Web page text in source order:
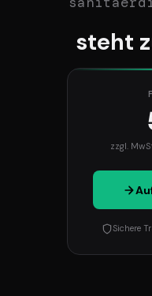
steht
zzgl.
Sichere